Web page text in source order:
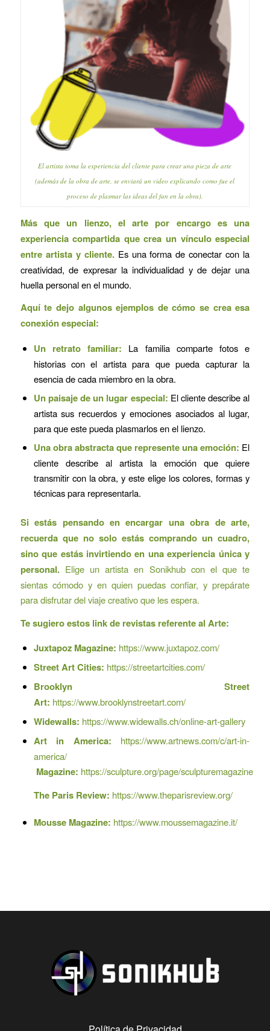
El artista toma la experiencia del cliente para crear una pieza de arte
(además de la obra de arte, se enviará un video explicando como fue el
proceso de plasmar las ideas del fan en la obra).
Más que un lienzo, el arte por encargo es una
experiencia compartida que crea un vínculo especial
entre artista y cliente.Es una forma de conectar con la
creatividad, de expresar la individualidad y de dejar una
huella personal en el mundo.
Aquí te dejo algunos ejemplos de cómo se crea esa
conexión especial:
Un retrato familiar: La familia comparte fotos e
historias con el artista para que pueda capturar la
esencia de cada miembro en la obra.
Un paisaje de un lugar especial: El cliente describe al
artista sus recuerdos y emociones asociados al lugar,
para que este pueda plasmarlos en el lienzo.
Una obra abstracta que represente una emoción: El
cliente describe al artista la emoción que quiere
transmitir con la obra, y este elige los colores, formas y
técnicas para representarla.
Si estás pensando en encargar una obra de arte,
recuerda que no solo estás comprando un cuadro,
sino que estás invirtiendo en una experiencia única y
personal. Elige un artista en Sonikhub con el que te
sientas cómodo y en quien puedas confiar, y prepárate
para disfrutar del viaje creativo que les espera.
Te sugiero estos link de revistas referente al Arte:
Juxtapoz Magazine: https://www.juxtapoz.com/
Street Art Cities: https://streetartcities.com/
Brooklyn Street
Art: https://www.brooklynstreetart.com/
Widewalls: https://www.widewalls.ch/online-art-gallery
Art in America:
https://www.artnews.com/c/art-in-
america/
Magazine: https://sculpture.org/page/sculpturemagazine
The Paris Review: https://www.theparisreview.org/
Mousse Magazine: https://www.moussemagazine.it/